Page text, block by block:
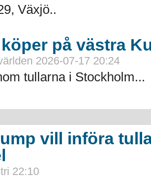
Växjö..
på västra
2026-07-17 20:24
tullarna i Stockholm...
vill införa
22:10